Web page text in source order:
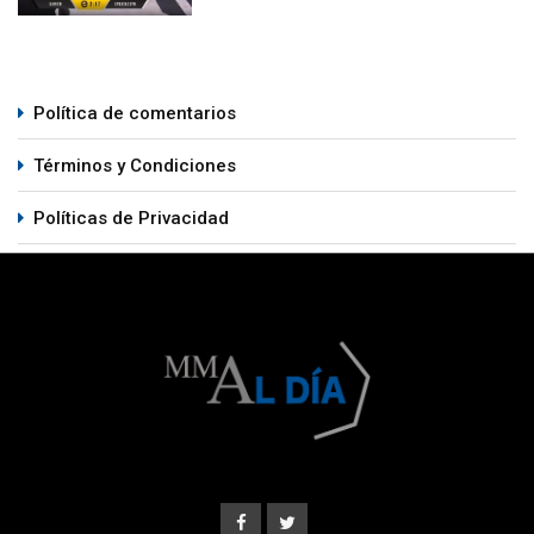
Política de comentarios
Términos y Condiciones
Políticas de Privacidad